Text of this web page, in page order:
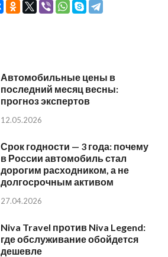
Автомобильные цены в
последний месяц весны:
прогноз экспертов
12.05.2026
Срок годности — 3 года: почему
в России автомобиль стал
дорогим расходником, а не
долгосрочным активом
27.04.2026
Niva Travel против Niva Legend:
где обслуживание обойдется
дешевле